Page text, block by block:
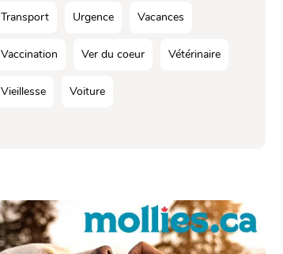
Transport Urgence Vacances
Vaccination Ver du coeur Vétérinaire
Vieillesse Voiture